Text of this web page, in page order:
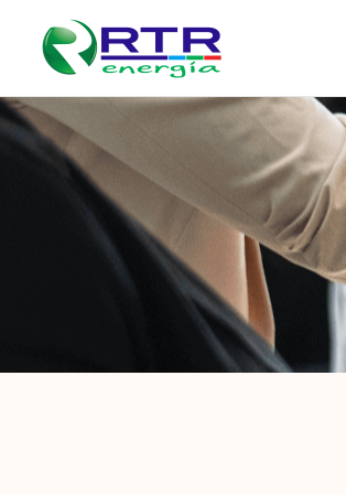
容